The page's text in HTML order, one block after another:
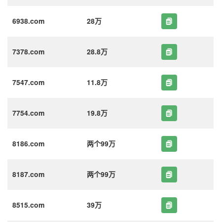
6938.com 28万
7378.com 28.8万
7547.com 11.8万
7754.com 19.8万
8186.com 两个99万
8187.com 两个99万
8515.com 39万